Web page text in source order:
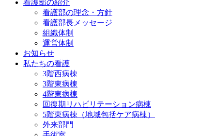
看護部の紹介
看護部の理念・方針
看護部長メッセージ
組織体制
運営体制
お知らせ
私たちの看護
3階西病棟
3階東病棟
4階東病棟
回復期リハビリテーション病棟
5階東病棟（地域包括ケア病棟）
外来部門